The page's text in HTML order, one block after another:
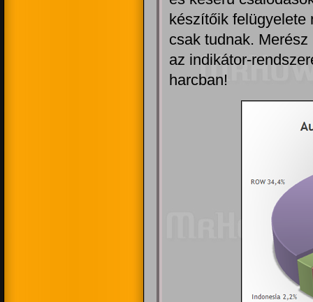
készítőik felügyelete
csak tudnak.
az indikátor-
harcban!